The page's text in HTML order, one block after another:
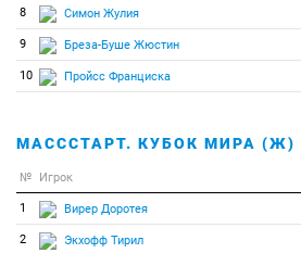
8 Симон Жулия
9 Бреза-Буше Жюстин
10 Пройсс Франциска
МАСССТАРТ. КУБОК МИРА (Ж)
№ Игрок
1 Вирер Доротея
2 Экхофф Тирил